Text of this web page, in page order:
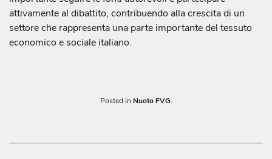
attivamente al dibattito, contribuendo alla crescita di un
settore che rappresenta una parte importante del tessuto
economico e sociale italiano.
Posted in Nuoto FVG.